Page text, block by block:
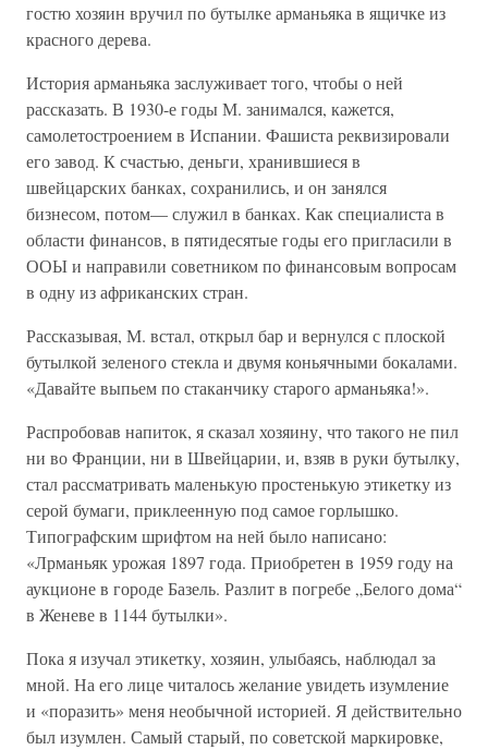
гостю хозяин вручил по бутылке арманьяка в ящичке из
красного дерева.
История арманьяка заслуживает того, чтобы о ней
рассказать. В 1930-е годы М. занимался, кажется,
самолетостроением в Испании. Фашиста реквизировали
его завод. К счастью, деньги, хранившиеся в
швейцарских банках, сохранились, и он занялся
бизнесом, потом— служил в банках. Как специалиста в
области финансов, в пятидесятые годы его пригласили в
ООЫ и направили советником по финансовым вопросам
в одну из африканских стран.
Рассказывая, М. встал, открыл бар и вернулся с плоской
бутылкой зеленого стекла и двумя коньячными бокалами.
«Давайте выпьем по стаканчику старого арманьяка!».
Распробовав напиток, я сказал хозяину, что такого не пил
ни во Франции, ни в Швейцарии, и, взяв в руки бутылку,
стал рассматривать маленькую простенькую этикетку из
серой бумаги, приклеенную под самое горлышко.
Типографским шрифтом на ней было написано:
«Лрманьяк урожая 1897 года. Приобретен в 1959 году на
аукционе в городе Базель. Разлит в погребе „Белого дома“
в Женеве в 1144 бутылки».
Пока я изучал этикетку, хозяин, улыбаясь, наблюдал за
мной. На его лице читалось желание увидеть изумление
и «поразить» меня необычной историей. Я действительно
был изумлен. Самый старый, по советской маркировке,